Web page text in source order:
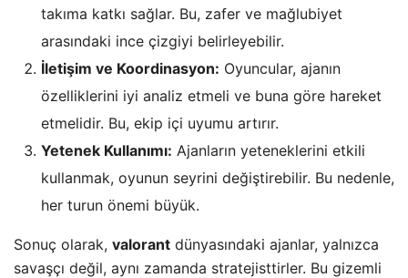
takıma katkı sağlar. Bu, zafer ve mağlubiyet
arasındaki ince çizgiyi belirleyebilir.
İletişim ve Koordinasyon: Oyuncular, ajanın
özelliklerini iyi analiz etmeli ve buna göre hareket
etmelidir. Bu, ekip içi uyumu artırır.
Yetenek Kullanımı: Ajanların yeteneklerini etkili
kullanmak, oyunun seyrini değiştirebilir. Bu nedenle,
her turun önemi büyük.
Sonuç olarak, valorant dünyasındaki ajanlar, yalnızca
savaşçı değil, aynı zamanda stratejisttirler. Bu gizemli